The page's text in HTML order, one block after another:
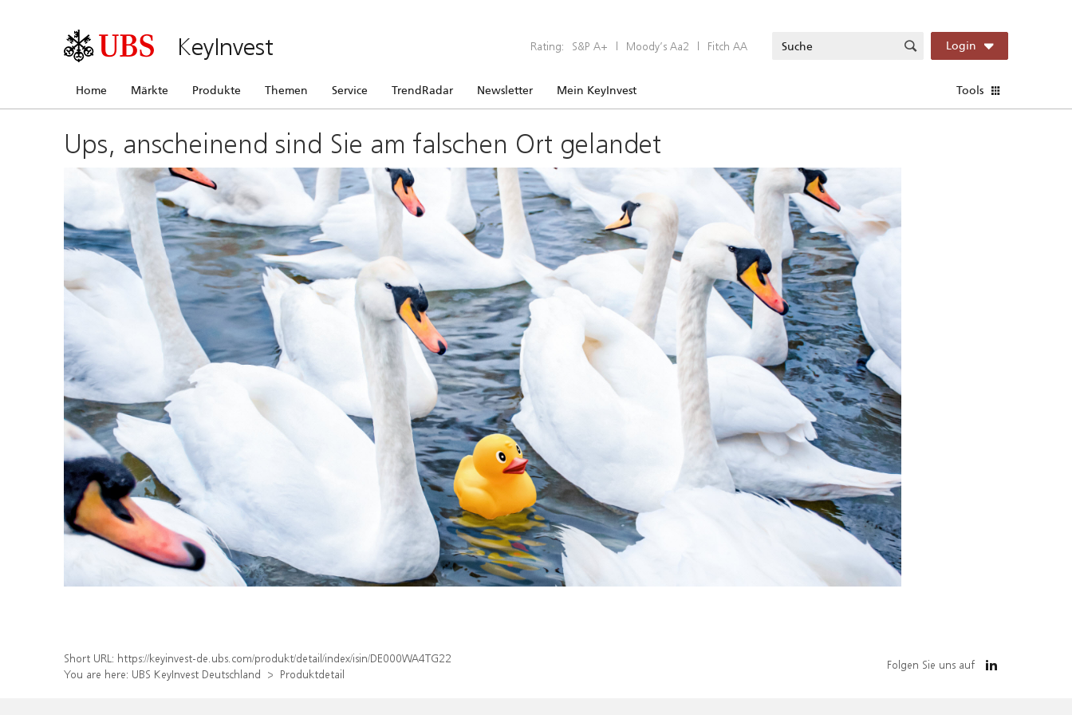
KeyInvest Rating: S&P A+ | Moody’s Aa2 | Fitch AA Login
Home Märkte Produkte Themen Service TrendRadar Newsletter Mein KeyInvest Tools
Ups, anscheinend sind Sie am falschen Ort gelandet
Short URL: https://keyinvest-de.ubs.com/produkt/detail/index/isin/DE000WA4TG22
You are here: UBS KeyInvest Deutschland Produktdetail
Folgen Sie uns auf